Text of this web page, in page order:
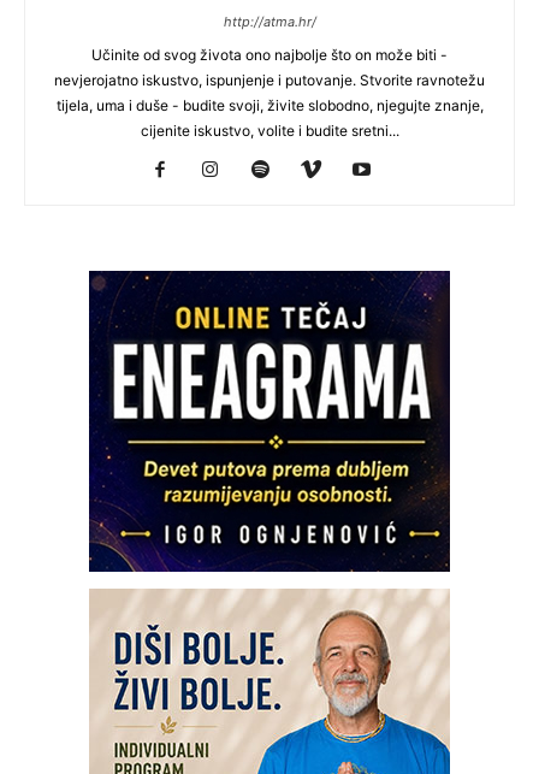
http://atma.hr/
Učinite od svog života ono najbolje što on može biti -
nevjerojatno iskustvo, ispunjenje i putovanje. Stvorite ravnotežu
tijela, uma i duše - budite svoji, živite slobodno, njegujte znanje,
cijenite iskustvo, volite i budite sretni...